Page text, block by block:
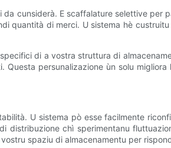
cunsiderà. E scaffalature selettive per
quantità di merci. U sistema hè
di a vostra struttura di
persunalizazione ùn solu
U sistema pò esse facilmente
chì sperimentanu
spaziu di almacenamentu per